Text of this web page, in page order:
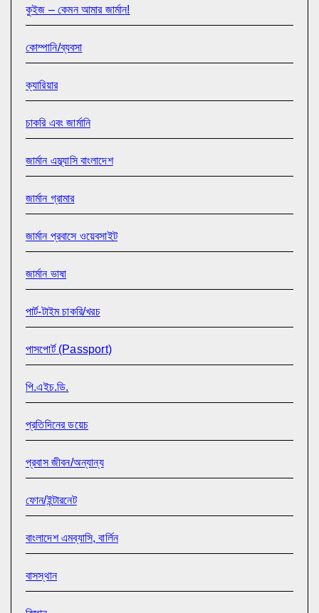
কুইজ – কেমন আমার জার্মান!
কোম্পানি/ব্যবসা
ক্যারিয়ার
চাকরি এবং জার্মানি
জার্মান এম্ব্যাসি বাংলাদেশ
জার্মান গ্রামার
জার্মান প্রবাসে ওয়েবসাইট
জার্মান ভাষা
পার্ট-টাইম চাকরি/খরচ
পাসপোর্ট (Passport)
পি.এইচ.ডি.
প্রতিদিনের ডয়েচ
প্রবাস জীবন/অন্যান্য
ফোন/ইন্টারনেট
বাংলাদেশ এমব্যাসি, বার্লিন
বাসস্থান